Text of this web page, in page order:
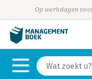
Op werkdagen